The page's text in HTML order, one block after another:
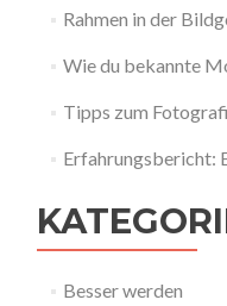
Rahmen in der
Wie du bekannte
Tipps zum
Erfahrungsbericht:
Besser werden